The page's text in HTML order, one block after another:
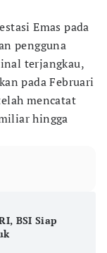
Emas pada
pengguna
terjangkau,
pada Februari
mencatat
hingga
BSI Siap